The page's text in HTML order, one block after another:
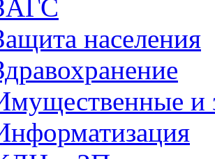
населения
и